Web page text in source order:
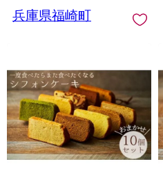
兵庫県福崎町